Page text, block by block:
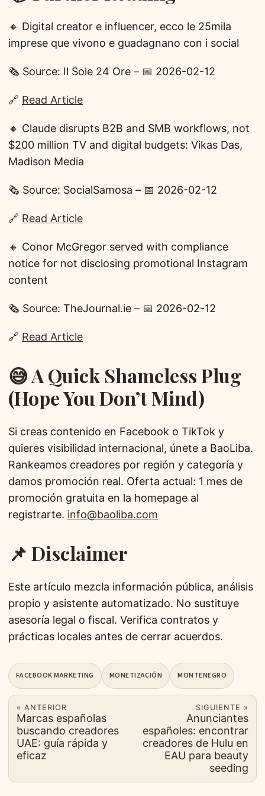
🔸 Digital creator e influencer, ecco le 25mila
imprese que vivono e guadagnano con i social
🗞️ Source: Il Sole 24 Ore – 📅 2026-02-12
🔗 Read Article
🔸 Claude disrupts B2B and SMB workflows, not
$200 million TV and digital budgets: Vikas Das,
Madison Media
🗞️ Source: SocialSamosa – 📅 2026-02-12
🔗 Read Article
🔸 Conor McGregor served with compliance
notice for not disclosing promotional Instagram
content
🗞️ Source: TheJournal.ie – 📅 2026-02-12
🔗 Read Article
😅 A Quick Shameless Plug
(Hope You Don’t Mind)
Si creas contenido en Facebook o TikTok y
quieres visibilidad internacional, únete a BaoLiba.
Rankeamos creadores por región y categoría y
damos promoción real. Oferta actual: 1 mes de
promoción gratuita en la homepage al
registrarte. info@baoliba.com
📌 Disclaimer
Este artículo mezcla información pública, análisis
propio y asistente automatizado. No sustituye
asesoría legal o fiscal. Verifica contratos y
prácticas locales antes de cerrar acuerdos.
FACEBOOK MARKETING MONETIZACIÓN MONTENEGRO
« ANTERIOR
Marcas españolas
buscando creadores
UAE: guía rápida y
eficaz
SIGUIENTE »
Anunciantes
españoles: encontrar
creadores de Hulu en
EAU para beauty
seeding